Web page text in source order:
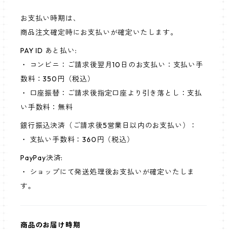
お支払い時期は、
商品注文確定時にお支払いが確定いたします。
PAY ID あと払い:
・ コンビニ：ご請求後翌月10日のお支払い：支払い手
数料：350円（税込）
・ 口座振替：ご請求後指定口座より引き落とし：支払
い手数料：無料
銀行振込決済（ご請求後5営業日以内のお支払い）：
・ 支払い手数料：360円（税込）
PayPay決済:
・ ショップにて発送処理後お支払いが確定いたしま
す。
商品のお届け時期